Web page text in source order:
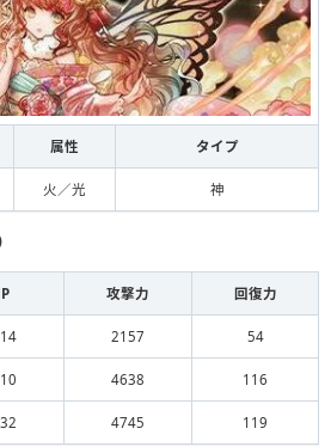
属性 タイプ
火／光 神
攻撃力 回復力
2157 54
4638 116
4745 119